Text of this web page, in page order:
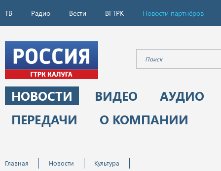
ТВ Радио Вести ВГТРК Новости партнёров
НОВОСТИ ВИДЕО
АУДИО
ПЕРЕДАЧИ
О КОМПАНИИ
Главная Новости
Культура